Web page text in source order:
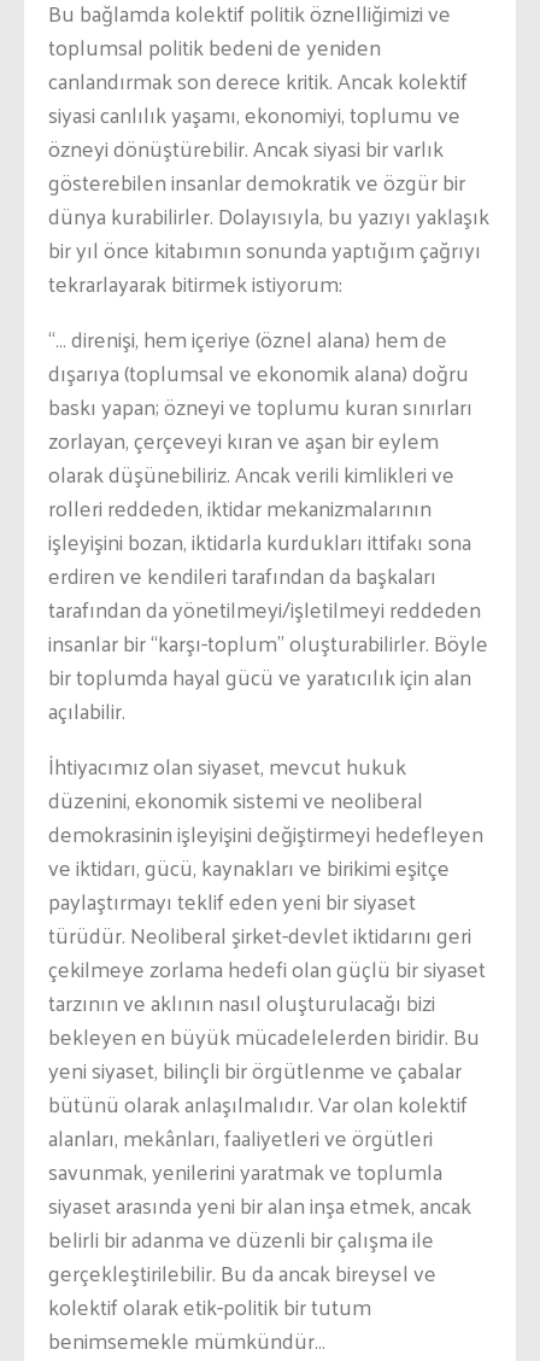
Bu bağlamda kolektif politik öznelliğimizi ve
toplumsal politik bedeni de yeniden
canlandırmak son derece kritik. Ancak kolektif
siyasi canlılık yaşamı, ekonomiyi, toplumu ve
özneyi dönüştürebilir. Ancak siyasi bir varlık
gösterebilen insanlar demokratik ve özgür bir
dünya kurabilirler. Dolayısıyla, bu yazıyı yaklaşık
bir yıl önce kitabımın sonunda yaptığım çağrıyı
tekrarlayarak bitirmek istiyorum:
“… direnişi, hem içeriye (öznel alana) hem de
dışarıya (toplumsal ve ekonomik alana) doğru
baskı yapan; özneyi ve toplumu kuran sınırları
zorlayan, çerçeveyi kıran ve aşan bir eylem
olarak düşünebiliriz. Ancak verili kimlikleri ve
rolleri reddeden, iktidar mekanizmalarının
işleyişini bozan, iktidarla kurdukları ittifakı sona
erdiren ve kendileri tarafından da başkaları
tarafından da yönetilmeyi/işletilmeyi reddeden
insanlar bir “karşı-toplum” oluşturabilirler. Böyle
bir toplumda hayal gücü ve yaratıcılık için alan
açılabilir.
İhtiyacımız olan siyaset, mevcut hukuk
düzenini, ekonomik sistemi ve neoliberal
demokrasinin işleyişini değiştirmeyi hedefleyen
ve iktidarı, gücü, kaynakları ve birikimi eşitçe
paylaştırmayı teklif eden yeni bir siyaset
türüdür. Neoliberal şirket-devlet iktidarını geri
çekilmeye zorlama hedefi olan güçlü bir siyaset
tarzının ve aklının nasıl oluşturulacağı bizi
bekleyen en büyük mücadelelerden biridir. Bu
yeni siyaset, bilinçli bir örgütlenme ve çabalar
bütünü olarak anlaşılmalıdır. Var olan kolektif
alanları, mekânları, faaliyetleri ve örgütleri
savunmak, yenilerini yaratmak ve toplumla
siyaset arasında yeni bir alan inşa etmek, ancak
belirli bir adanma ve düzenli bir çalışma ile
gerçekleştirilebilir. Bu da ancak bireysel ve
kolektif olarak etik-politik bir tutum
benimsemekle mümkündür…